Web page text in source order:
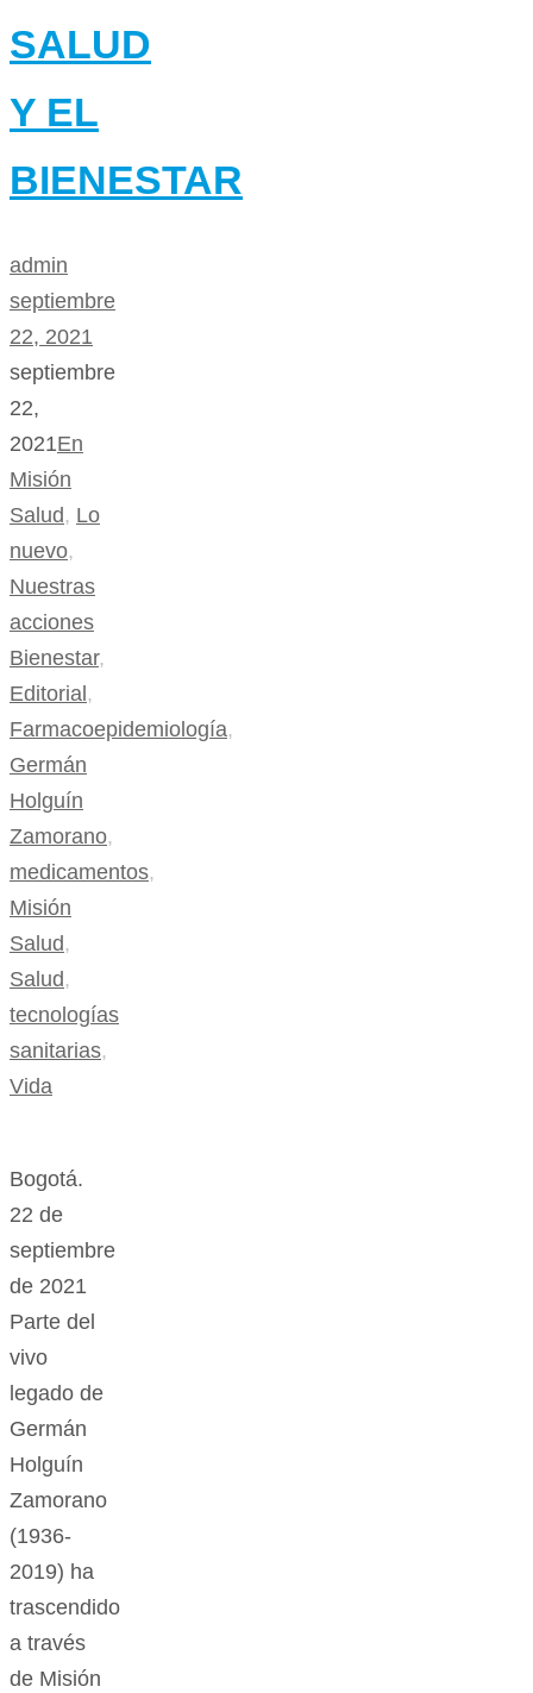
SALUD
Y EL
BIENESTAR
admin
septiembre
22, 2021
septiembre
22,
2021En
Misión
Salud, Lo
nuevo,
Nuestras
acciones
Bienestar,
Editorial,
Farmacoepidemiología,
Germán
Holguín
Zamorano,
medicamentos,
Misión
Salud,
Salud,
tecnologías
sanitarias,
Vida
Bogotá.
22 de
septiembre
de 2021
Parte del
vivo
legado de
Germán
Holguín
Zamorano
(1936-
2019) ha
trascendido
a través
de Misión